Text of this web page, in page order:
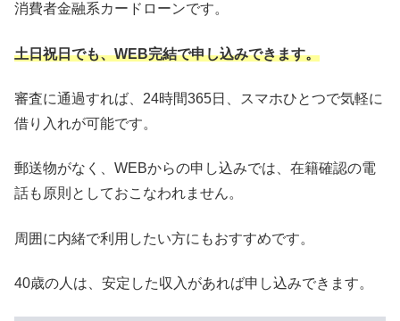
消費者金融系カードローンです。
土日祝日でも、WEB完結で申し込みできます。
審査に通過すれば、24時間365日、スマホひとつで気軽に
借り入れが可能です。
郵送物がなく、WEBからの申し込みでは、在籍確認の電
話も原則としておこなわれません。
周囲に内緒で利用したい方にもおすすめです。
40歳の人は、安定した収入があれば申し込みできます。